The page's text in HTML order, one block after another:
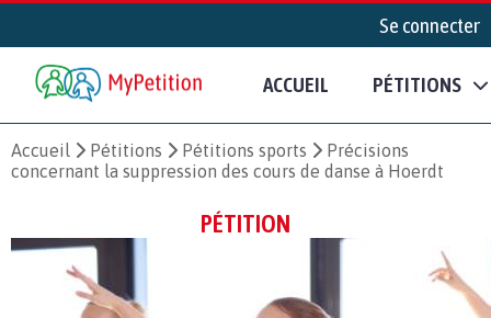
Se connecter
ACCUEIL PÉTITIONS
Accueil Pétitions Pétitions sports
Précisions
concernant la suppression des cours de danse à Hoerdt
PÉTITION